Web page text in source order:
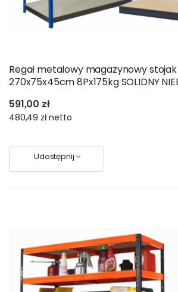
Regał metalowy magazynowy stojak
270x75x45cm 8Px175kg SOLIDNY
591,00 zł
480,49 złnetto
Udostępnij